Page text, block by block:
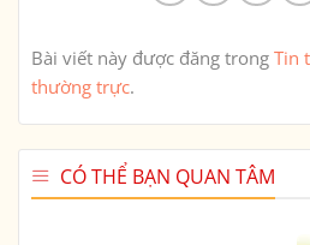
Bài viết này được đăng trong Tin
thường trực.
CÓ THỂ BẠN QUAN TÂM